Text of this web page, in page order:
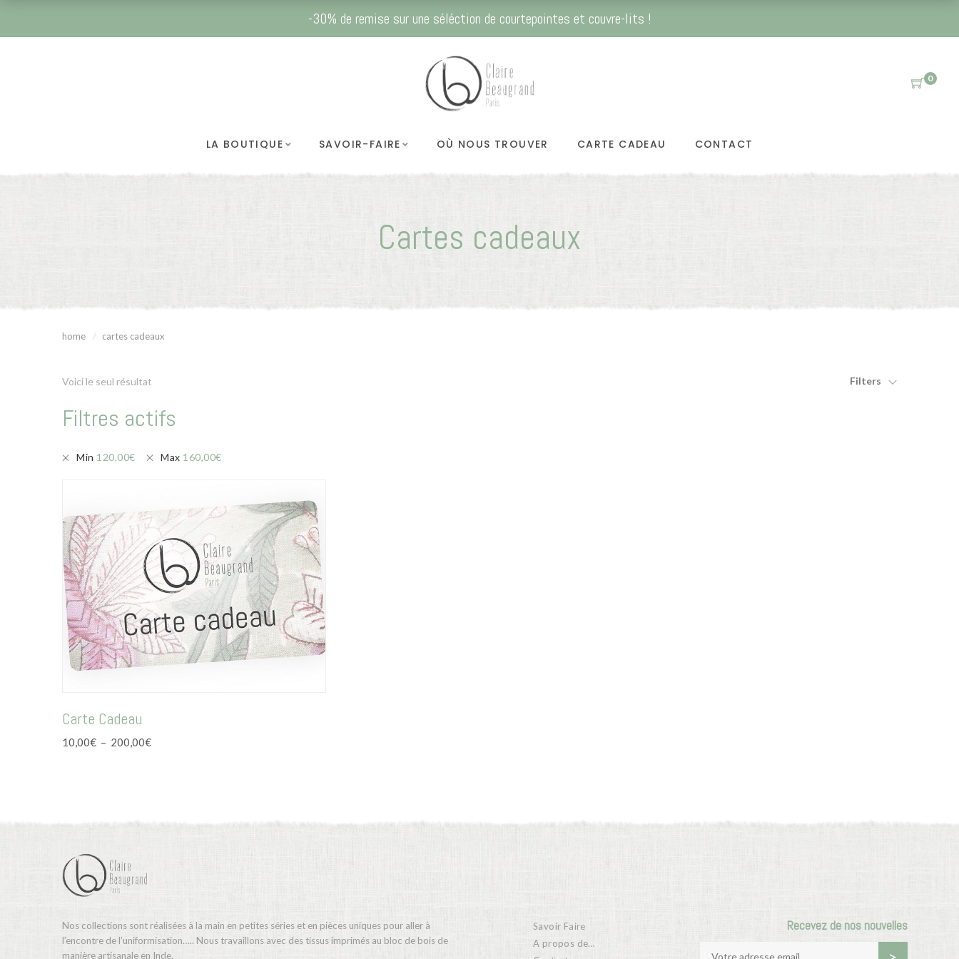
-30% de remise sur une séléction de courtepointes et couvre-lits !
0
LA BOUTIQUE SAVOIR-FAIRE OÙ NOUS TROUVER CARTE CADEAU CONTACT
Cartes cadeaux
home cartes cadeaux
Voici le seul résultat Filters
Filtres actifs
Min 120,00€ Max 160,00€
Carte Cadeau
10,00€ – 200,00€Plage
Nos collections sont réalisées à la main en petites séries et en pièces uniques pour aller à
l’encontre de l’uniformisation….. Nous travaillons avec des tissus imprimés au bloc de bois de
manière artisanale en Inde.
Savoir Faire
A propos de…
Recevez de nos nouvelles